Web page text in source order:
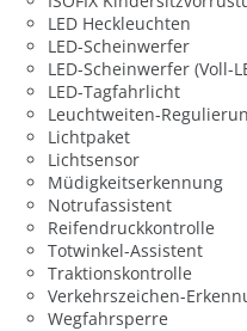
LED Heckleuchten
LED-Scheinwerfer
LED-Scheinwerfer (Voll-
LED-Tagfahrlicht
Leuchtweiten-
Lichtpaket
Lichtsensor
Müdigkeitserkennung
Notrufassistent
Reifendruckkontrolle
Totwinkel-Assistent
Traktionskontrolle
Verkehrszeichen-
Wegfahrsperre